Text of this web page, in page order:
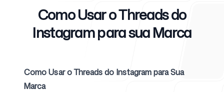
Como Usar o Threads do
Instagram para sua Marca
Como Usar o Threads do Instagram para Sua
Marca